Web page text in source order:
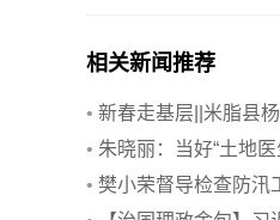
相关新闻推荐
• 新春走基层||米脂县
振兴新希望
• 朱晓丽：当好“土地
• 樊小荣督导检查防汛